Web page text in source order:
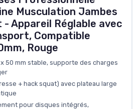
Musculation Jambes
Appareil Réglable avec
Compatible
Rouge
50 mm stable, supporte des charges
+ hack squat) avec plateau large
pour disques intégrés,